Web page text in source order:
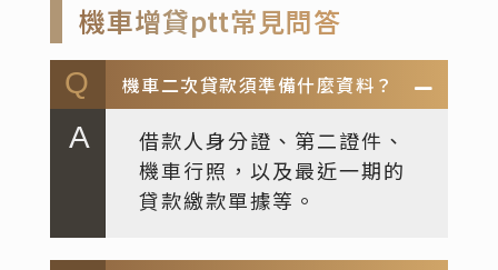
機車增貸ptt常見問答
機車二次貸款須準備什麼資料？
借款人身分證、第二證件、
機車行照，以及最近一期的
貸款繳款單據等。